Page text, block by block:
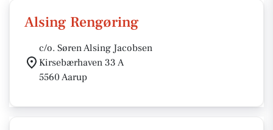
Alsing Rengøring
c/o. Søren Alsing Jacobsen
Kirsebærhaven 33 A
5560 Aarup